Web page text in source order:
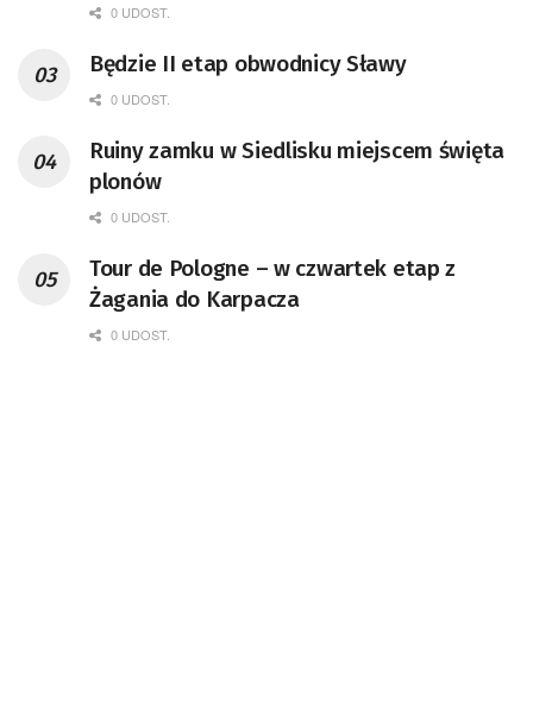
0 UDOST.
Będzie II etap obwodnicy Sławy
0 UDOST.
Ruiny zamku w Siedlisku miejscem święta
plonów
0 UDOST.
Tour de Pologne – w czwartek etap z
Żagania do Karpacza
0 UDOST.